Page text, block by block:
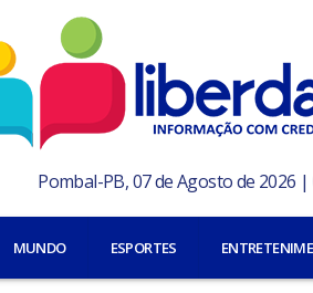
Pombal-PB, 07 de Agosto de 2026 |
MUNDO ESPORTES